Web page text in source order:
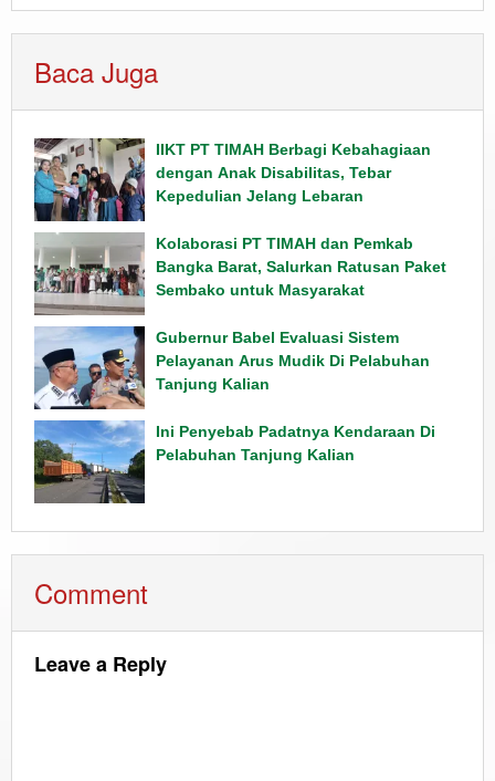
Baca Juga
IIKT PT TIMAH Berbagi Kebahagiaan
dengan Anak Disabilitas, Tebar
Kepedulian Jelang Lebaran
Kolaborasi PT TIMAH dan Pemkab
Bangka Barat, Salurkan Ratusan Paket
Sembako untuk Masyarakat
Gubernur Babel Evaluasi Sistem
Pelayanan Arus Mudik Di Pelabuhan
Tanjung Kalian
Ini Penyebab Padatnya Kendaraan Di
Pelabuhan Tanjung Kalian
Comment
Leave a Reply